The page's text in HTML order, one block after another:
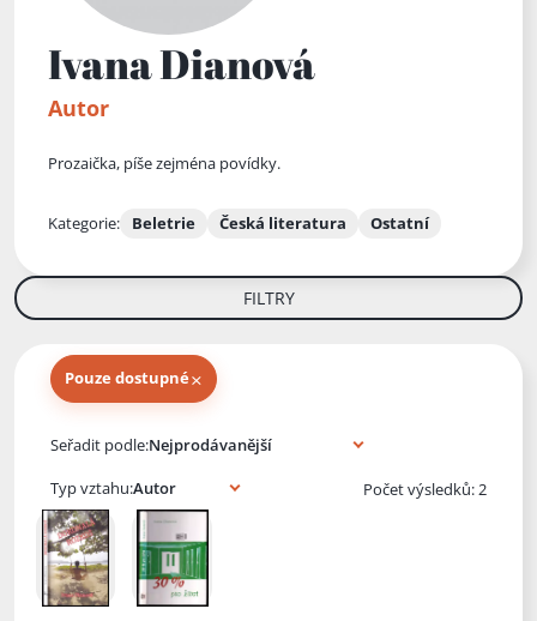
Ivana Dianová
Autor
Prozaička, píše zejména povídky.
Kategorie: Beletrie Česká literatura Ostatní
FILTRY
Pouze dostupné×
Seřadit podle:
Typ vztahu:
Počet výsledků: 2